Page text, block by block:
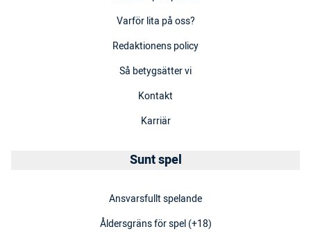
Varför lita på oss?
Redaktionens policy
Så betygsätter vi
Kontakt
Karriär
Sunt spel
Ansvarsfullt spelande
Åldersgräns för spel (+18)